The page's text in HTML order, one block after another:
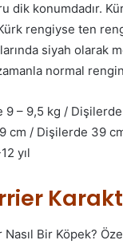
dik konumdadır.
rengiyse ten
siyah olarak
normal
9 – 9,5 kg /
cm / Dişilerde 39
yıl